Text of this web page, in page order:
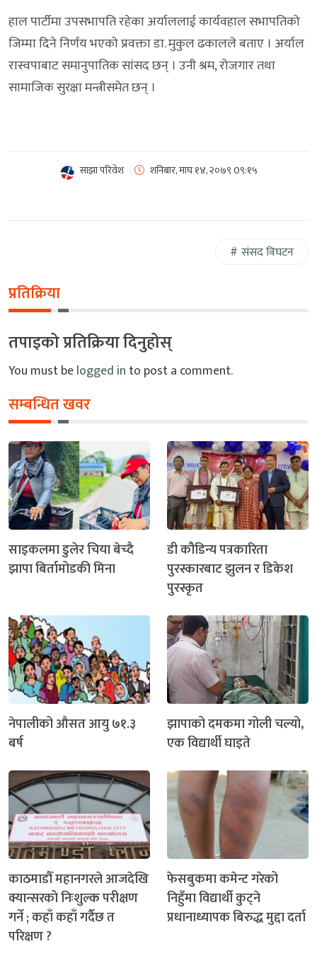
हाल पार्टीमा उपसभापति रहेका अर्याललाई कार्यवहाल सभापतिको
जिम्मा दिने निर्णय भएको प्रवक्ता डा. मुकुल ढकालले बताए । अर्याल
रास्वपाबाट समानुपातिक सांसद छन् । उनी श्रम, रोजगार तथा
सामाजिक सुरक्षा मन्त्रीसमेत छन् ।
साझा परिवेश शनिबार, माघ १४, २०७९0९:१५
संसद विघटन
प्रतिक्रिया
तपाइको प्रतिक्रिया दिनुहोस्
You must belogged in to post a comment.
सम्बन्धित खवर
साइकलमा डुलेर चिया बेच्दै
झापा बिर्तामोडकी मिना
डी कौडिन्य पत्रकारिता
पुरस्कारबाट झुलन र डिकेश
पुरस्कृत
नेपालीको औसत आयु ७१.३
बर्ष
झापाको दमकमा गोली चल्यो,
एक विद्यार्थी घाइते
काठमाडौँ महानगरले आजदेखि
क्यान्सरको निःशुल्क परीक्षण
गर्ने ; कहाँ कहाँ गर्दैछ त
परिक्षण ?
फेसबुकमा कमेन्ट गरेको
निहुँमा विद्यार्थी कुट्ने
प्रधानाध्यापक बिरुद्ध मुद्दा दर्ता